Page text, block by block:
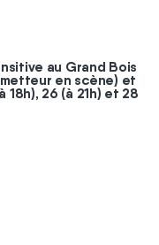
au Grand Bois
en scène) et
18h), 26 (à 21h) et 28